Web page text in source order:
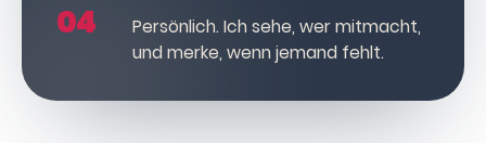
04
Persönlich. Ich sehe, wer mitmacht,
und merke, wenn jemand fehlt.